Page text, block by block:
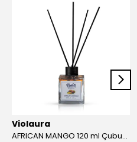
Violaura
AFRICAN MANGO 120 ml Çubuklu Oda Kokusu